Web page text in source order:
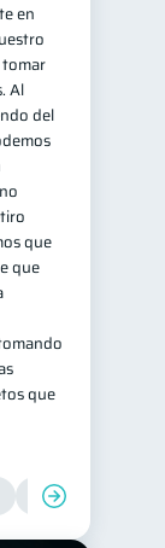
en
tomar
Al
del
que
que
que
Cuenta